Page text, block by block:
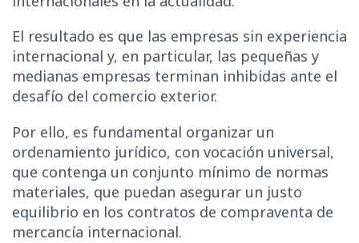
El resultado es que las empresas sin experiencia
internacional y, en particular, las pequeñas y
medianas empresas terminan inhibidas ante el
desafío del comercio exterior.
Por ello, es fundamental organizar un
ordenamiento jurídico, con vocación universal,
que contenga un conjunto mínimo de normas
materiales, que puedan asegurar un justo
equilibrio en los contratos de compraventa de
mercancía internacional.